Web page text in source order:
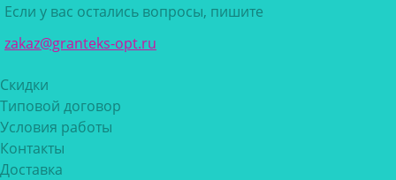
Если у вас остались вопросы, пишите
zakaz@granteks-opt.ru
Скидки
Типовой договор
Условия работы
Контакты
Доставка